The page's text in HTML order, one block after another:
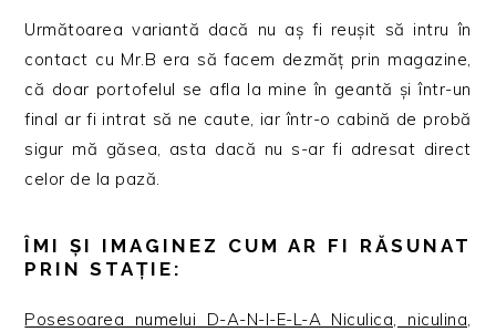
Următoarea variantă dacă nu aș fi reușit să intru în
contact cu Mr.B era să facem dezmăț prin magazine,
că doar portofelul se afla la mine în geantă și într-un
final ar fi intrat să ne caute, iar într-o cabină de probă
sigur mă găsea, asta dacă nu s-ar fi adresat direct
celor de la pază.
ÎMI ȘI IMAGINEZ CUM AR FI RĂSUNAT
PRIN STAȚIE:
Posesoarea numelui D-A-N-I-E-L-A Niculica, niculina,